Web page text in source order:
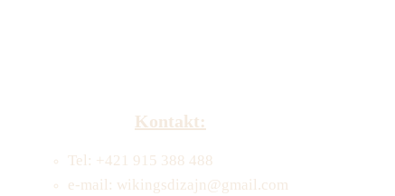
Kontakt:
Tel: +421 915 388 488
e-mail: wikingsdizajn@gmail.com